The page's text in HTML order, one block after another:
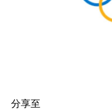
分享至